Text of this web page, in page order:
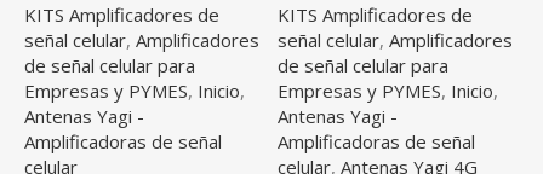
Studio (530166) Repetidor
Redes 4GLTE y 5G
KITS Amplificadores de
señal celular, Amplificadores
de señal celular para
Empresas y PYMES, Inicio,
Antenas Yagi -
Amplificadoras de señal
celular
Repetidor Redes 4GLTE
con antenas
KITS Amplificadores de
señal celular, Amplificadores
de señal celular para
Empresas y PYMES, Inicio,
Antenas Yagi -
Amplificadoras de señal
celular, Antenas Yagi 4G